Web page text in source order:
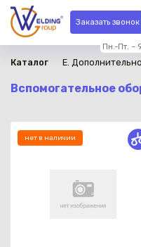
Заказать звонок
Пн.-Пт. –
Каталог E.
Вспомогательное
нет в наличии